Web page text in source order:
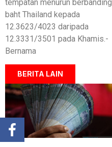
tempatan menurun berbanding
baht Thailand kepada
12.3623/4023 daripada
12.3331/3501 pada Khamis.-
Bernama
BERITA LAIN